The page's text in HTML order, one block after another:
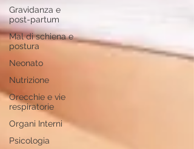
Gravidanza e
post-partum
Mal di schiena e
postura
Neonato
Nutrizione
Orecchie e vie
respiratorie
Organi Interni
Psicologia